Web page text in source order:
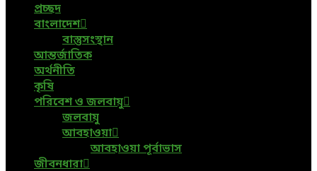
প্রচ্ছদ
বাংলাদেশ
বাস্তুসংস্থান
আন্তর্জাতিক
অর্থনীতি
কৃষি
পরিবেশ ও জলবায়ু
জলবায়ু
আবহাওয়া
আবহাওয়া পূর্বাভাস
জীবনধারা